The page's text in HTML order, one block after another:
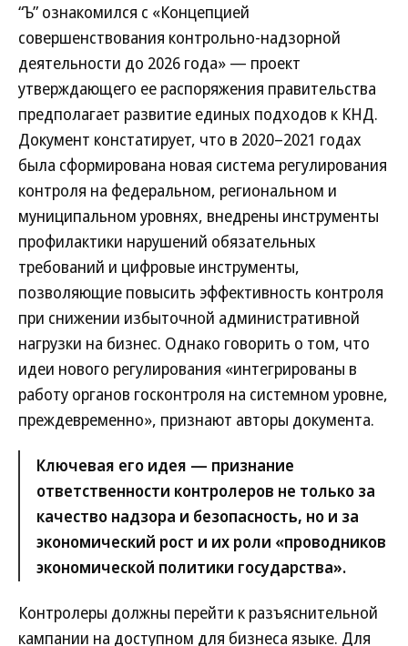
“Ъ” ознакомился с «Концепцией
совершенствования контрольно-надзорной
деятельности до 2026 года» — проект
утверждающего ее распоряжения правительства
предполагает развитие единых подходов к КНД.
Документ констатирует, что в 2020–2021 годах
была сформирована новая система регулирования
контроля на федеральном, региональном и
муниципальном уровнях, внедрены инструменты
профилактики нарушений обязательных
требований и цифровые инструменты,
позволяющие повысить эффективность контроля
при снижении избыточной административной
нагрузки на бизнес. Однако говорить о том, что
идеи нового регулирования «интегрированы в
работу органов госконтроля на системном уровне,
преждевременно», признают авторы документа.
Ключевая его идея — признание
ответственности контролеров не только за
качество надзора и безопасность, но и за
экономический рост и их роли «проводников
экономической политики государства».
Контролеры должны перейти к разъяснительной
кампании на доступном для бизнеса языке. Для